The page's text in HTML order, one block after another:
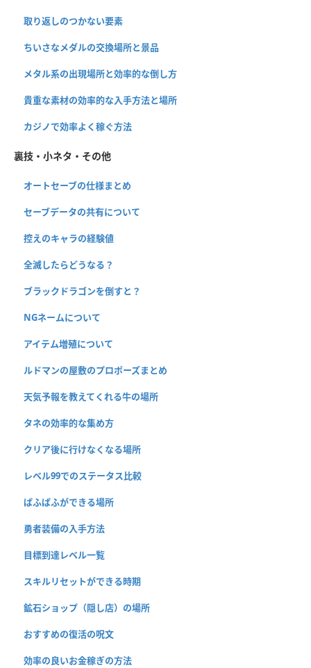
取り返しのつかない要素
ちいさなメダルの交換場所と景品
メタル系の出現場所と効率的な倒し方
貴重な素材の効率的な入手方法と場所
カジノで効率よく稼ぐ方法
裏技・小ネタ・その他
オートセーブの仕様まとめ
セーブデータの共有について
控えのキャラの経験値
全滅したらどうなる？
ブラックドラゴンを倒すと？
NGネームについて
アイテム増殖について
ルドマンの屋敷のプロポーズまとめ
天気予報を教えてくれる牛の場所
タネの効率的な集め方
クリア後に行けなくなる場所
レベル99でのステータス比較
ぱふぱふができる場所
勇者装備の入手方法
目標到達レベル一覧
スキルリセットができる時期
鉱石ショップ（隠し店）の場所
おすすめの復活の呪文
効率の良いお金稼ぎの方法